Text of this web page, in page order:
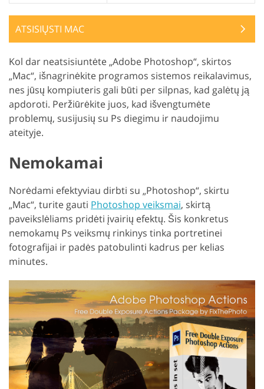
ATSISIŲSTI MAC
Kol dar neatsisiuntėte „Adobe Photoshop“, skirtos
„Mac“, išnagrinėkite programos sistemos reikalavimus,
nes jūsų kompiuteris gali būti per silpnas, kad galėtų ją
apdoroti. Peržiūrėkite juos, kad išvengtumėte
problemų, susijusių su Ps diegimu ir naudojimu
ateityje.
Nemokamai
Norėdami efektyviau dirbti su „Photoshop“, skirtu
„Mac“, turite gauti Photoshop veiksmai, skirtą
paveikslėliams pridėti įvairių efektų. Šis konkretus
nemokamų Ps veiksmų rinkinys tinka portretinei
fotografijai ir padės patobulinti kadrus per kelias
minutes.